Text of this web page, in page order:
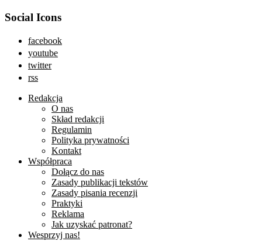
Social Icons
facebook
youtube
twitter
rss
Redakcja
O nas
Skład redakcji
Regulamin
Polityka prywatności
Kontakt
Współpraca
Dołącz do nas
Zasady publikacji tekstów
Zasady pisania recenzji
Praktyki
Reklama
Jak uzyskać patronat?
Wesprzyj nas!